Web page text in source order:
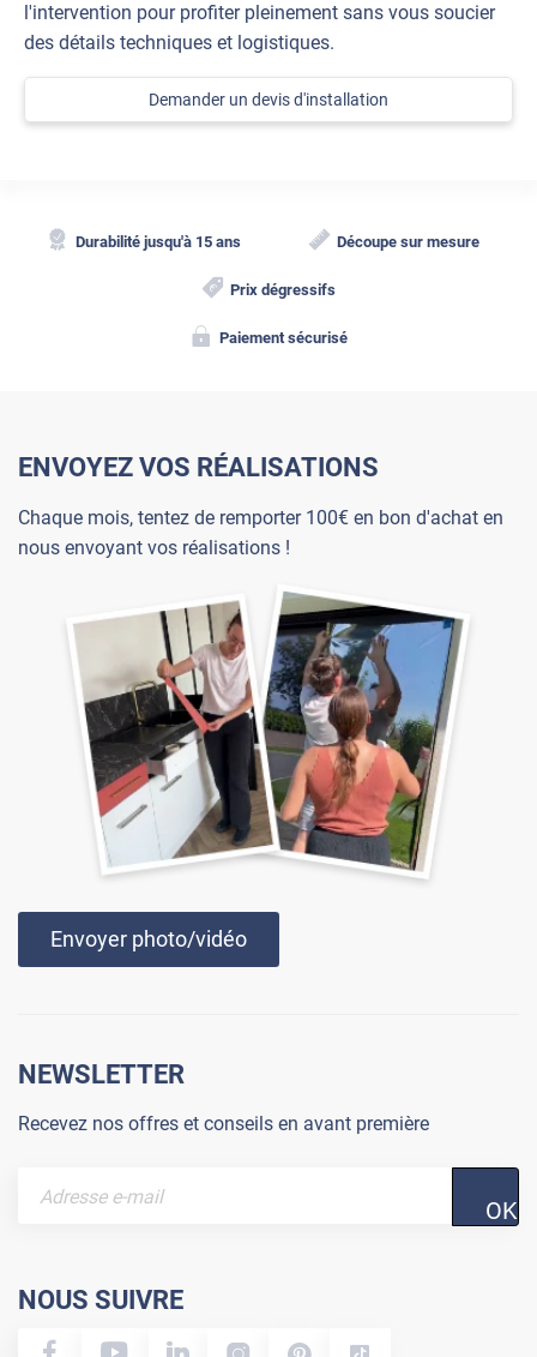
l'intervention pour profiter pleinement sans vous soucier
des détails techniques et logistiques.
Demander un devis d'installation
Durabilité jusqu'à 15 ans Découpe sur mesure
Prix dégressifs
Paiement sécurisé
ENVOYEZ VOS RÉALISATIONS
Chaque mois, tentez de remporter 100€ en bon d'achat en
nous envoyant vos réalisations !
Envoyer photo/vidéo
NEWSLETTER
Recevez nos offres et conseils en avant première
OK
NOUS SUIVRE